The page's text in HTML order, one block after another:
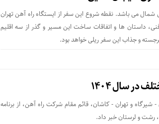
می باشد. نقطه شروع این سفر از ایستگاه راه آهن تهران
داستان ها و اتفاقات ساخت این مسیر و گذر از سه اقلیم
و جذاب این سفر ریلی خواهد بود.
سال ۱۴۰۴
و تهران - کاشان، قائم مقام شرکت راه آهن، از برنامه
رشت و لرستان خبر داد.